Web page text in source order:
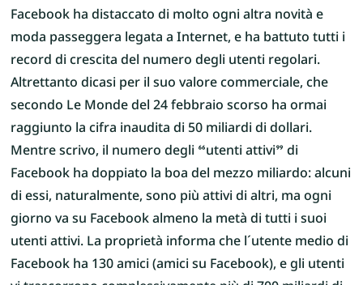
Facebook ha distaccato di molto ogni altra novità e
moda passeggera legata a Internet, e ha battuto tutti i
record di crescita del numero degli utenti regolari.
Altrettanto dicasi per il suo valore commerciale, che
secondo Le Monde del 24 febbraio scorso ha ormai
raggiunto la cifra inaudita di 50 miliardi di dollari.
Mentre scrivo, il numero degli “utenti attivi” di
Facebook ha doppiato la boa del mezzo miliardo: alcuni
di essi, naturalmente, sono più attivi di altri, ma ogni
giorno va su Facebook almeno la metà di tutti i suoi
utenti attivi. La proprietà informa che l´utente medio di
Facebook ha 130 amici (amici su Facebook), e gli utenti